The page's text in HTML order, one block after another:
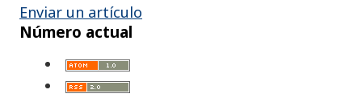
Enviar un artículo
Número actual